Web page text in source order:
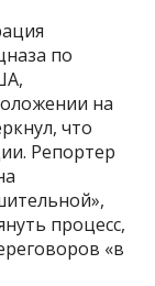
по
на
что
Репортер
процесс,
«в